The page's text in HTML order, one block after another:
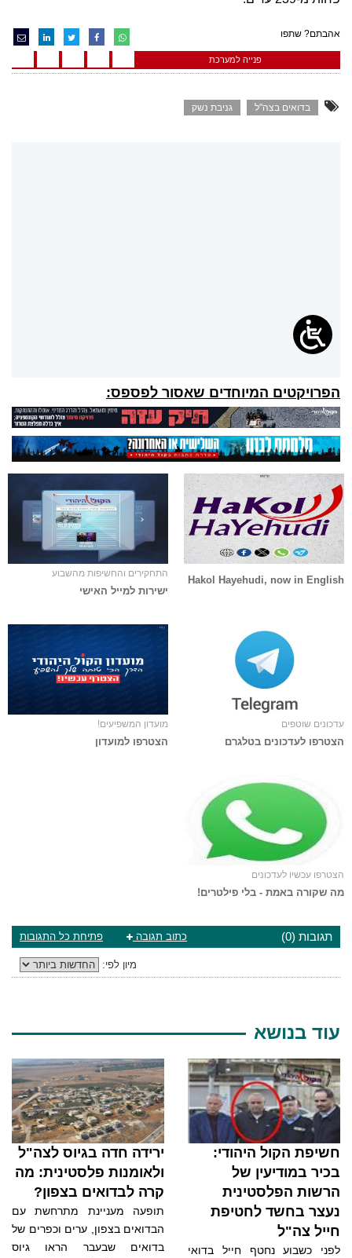
אהבתם? שתפו
פנייה למערכת
בדואים בצה"ל גניבת נשק
הפרויקטים המיוחדים שאסור לפספס:
Hakol Hayehudi, now in English
התחקירים והחשיפות מהשבוע
ישירות למייל האישי
עדכונים שוטפים
הצטרפו לעדכונים בטלגרם
מועדון המשפיעים!
הצטרפו למועדון
הצטרפו עכשיו לעדכונים
מה שקורה באמת - בלי פילטרים!
תגובות (0) פתיחת כל התגובות כתוב תגובה
מיון לפי:
עוד בנושא
חשיפת הקול היהודי:
בכיר במודיעין של
הרשות הפלסטינית
נעצר בחשד לחטיפת
חייל צה"ל
לפני כשבוע נחטף חייל בדואי
ירידה חדה בגיוס לצה"ל
ולאומנות פלסטינית: מה
קרה לבדואים בצפון?
תופעה מעניינת מתרחשת עם
הבדואים בצפון, ערים וכפרים של
בדואים שבעבר הראו גיוס